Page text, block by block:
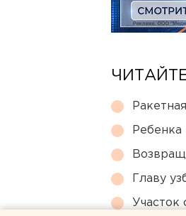
Ребенка
Главу
Участок